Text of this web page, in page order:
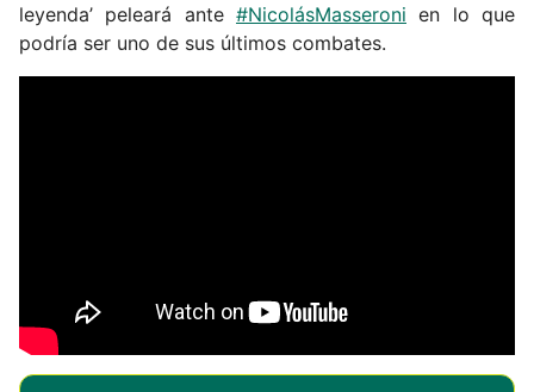
leyenda’ peleará ante #NicolásMasseroni en lo que
podría ser uno de sus últimos combates.